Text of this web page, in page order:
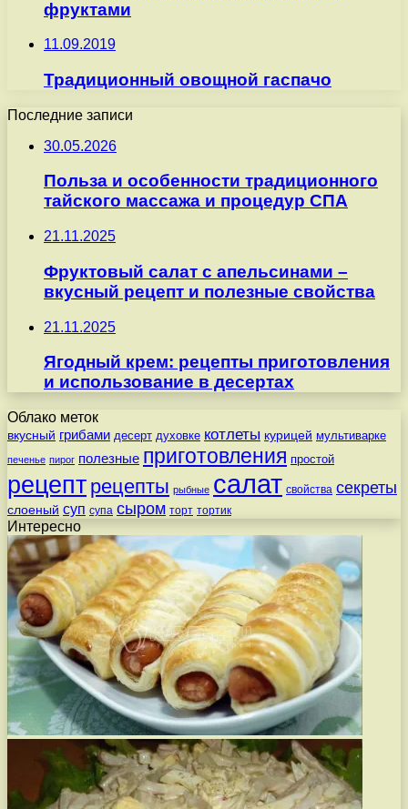
фруктами
11.09.2019
Традиционный овощной гаспачо
Последние записи
30.05.2026
Польза и особенности традиционного
тайского массажа и процедур СПА
21.11.2025
Фруктовый салат с апельсинами –
вкусный рецепт и полезные свойства
21.11.2025
Ягодный крем: рецепты приготовления
и использование в десертах
Облако меток
вкусный грибами десерт духовке котлеты курицей мультиварке
печенье пирог полезные приготовления простой
рецепт рецепты рыбные салат свойства секреты
слоеный суп супа сыром торт тортик
Интересно